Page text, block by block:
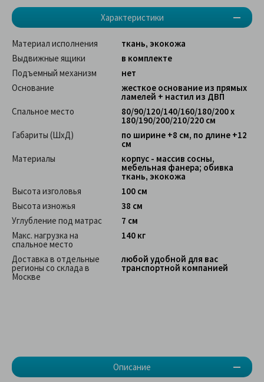
Характеристики
Описание
Материал исполнения
ткань, экокожа
Выдвижные ящики
в комплекте
Подъемный механизм
нет
Основание
жесткое основание из прямых
ламелей + настил из ДВП
Спальное место
80/90/120/140/160/180/200 х
180/190/200/210/220 см
Габариты (ШхД)
по ширине +8 см, по длине +12
см
Материалы
корпус - массив сосны,
мебельная фанера; обивка
ткань, экокожа
Высота изголовья
100 см
Высота изножья
38 см
Углубление под матрас
7 см
Макс. нагрузка на
спальное место
140 кг
Доставка в отдельные
регионы со склада в
Москве
любой удобной для вас
транспортной компанией